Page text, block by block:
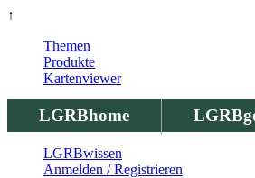
↑
LGRBhome
Themen
Produkte
Kartenviewer
LGRBwissen
Anmelden / Registrieren